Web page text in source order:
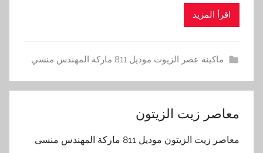
اقرأ المزيد
ماكينة عصر الزيوت موديل 811 ماركة المهندس منسي
معاصر زيت الزيتون
معاصر زيت الزيتون موديل 811 ماركة المهندس منسى